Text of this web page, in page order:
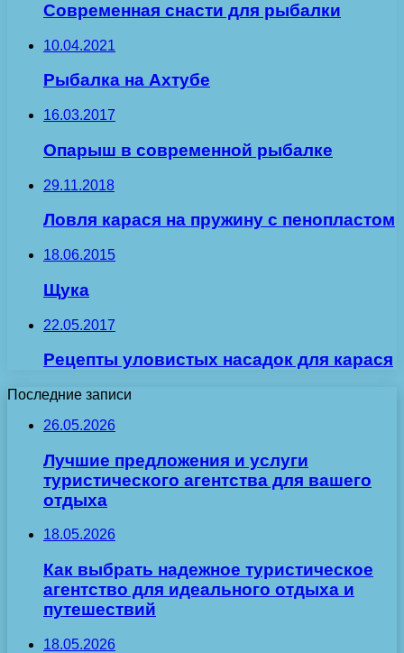
Современная снасти для рыбалки
10.04.2021
Рыбалка на Ахтубе
16.03.2017
Опарыш в современной рыбалке
29.11.2018
Ловля карася на пружину с пенопластом
18.06.2015
Щука
22.05.2017
Рецепты уловистых насадок для карася
Последние записи
26.05.2026
Лучшие предложения и услуги
туристического агентства для вашего
отдыха
18.05.2026
Как выбрать надежное туристическое
агентство для идеального отдыха и
путешествий
18.05.2026